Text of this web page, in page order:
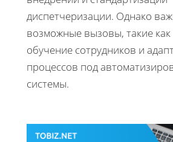
диспетчеризации. Однако
возможные вызовы, такие
обучение сотрудников и
процессов под
системы.